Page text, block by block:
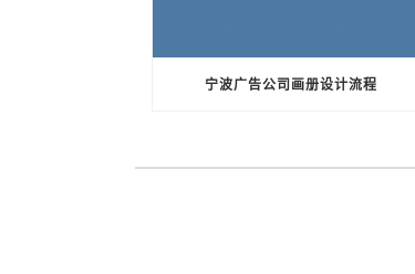
宁波广告公司画册设计流程